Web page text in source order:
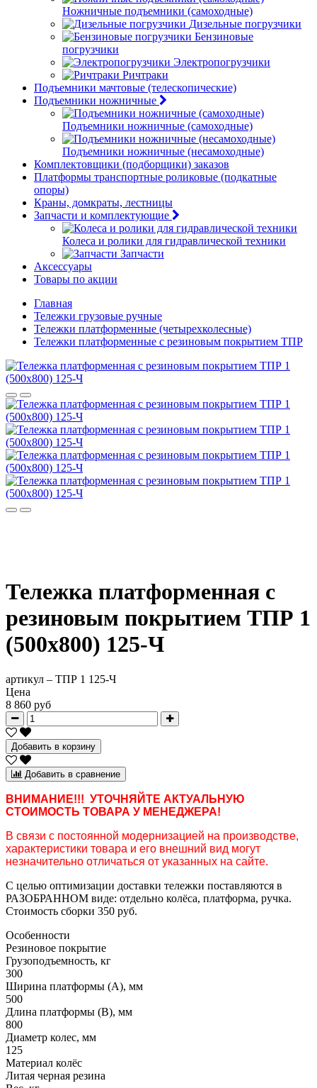
Ножничные подъемники (самоходные)
Дизельные погрузчики
Бензиновые
погрузчики
Электропогрузчики
Ричтраки
Подъемники мачтовые (телескопические)
Подъемники ножничные
Подъемники ножничные (самоходные)
Подъемники ножничные (несамоходные)
Комплектовщики (подборщики) заказов
Платформы транспортные роликовые (подкатные
опоры)
Краны, домкраты, лестницы
Запчасти и комплектующие
Колеса и ролики для гидравлической техники
Запчасти
Аксессуары
Товары по акции
Главная
Тележки грузовые ручные
Тележки платформенные (четырехколесные)
Тележки платформенные с резиновым покрытием ТПР
Тележка платформенная с
резиновым покрытием ТПР 1
(500х800) 125-Ч
артикул – ТПР 1 125-Ч
Цена
8 860 руб
Добавить в корзину
Добавить в сравнение
ВНИМАНИЕ!!! УТОЧНЯЙТЕ АКТУАЛЬНУЮ
СТОИМОСТЬ ТОВАРА У МЕНЕДЖЕРА!
В связи с постоянной модернизацией на производстве,
характеристики товара и его внешний вид могут
незначительно отличаться от указанных на сайте.
С целью оптимизации доставки тележки поставляются в
РАЗОБРАННОМ виде: отдельно колёса, платформа, ручка.
Стоимость сборки 350 руб.
Особенности
Резиновое покрытие
Грузоподъемность, кг
300
Ширина платформы (А), мм
500
Длина платформы (В), мм
800
Диаметр колес, мм
125
Материал колёс
Литая черная резина